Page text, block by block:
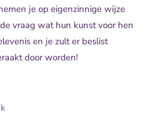
je op eigenzinnige wijze
vraag wat hun kunst voor hen
en je zult er beslist
door worden!